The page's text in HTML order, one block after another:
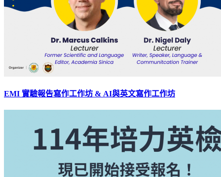
EMI 實驗報告寫作工作坊 & AI與英文寫作工作坊